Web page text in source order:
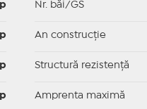
Nr. băi/GS
An construcție
Structură rezistență
Amprenta maximă